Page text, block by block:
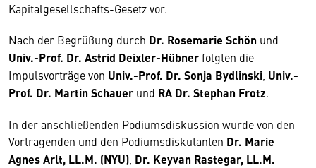
Kapitalgesellschafts-Gesetz vor.
Nach der Begrüßung durch Dr. Rosemarie Schön und
Univ.-Prof. Dr. Astrid Deixler-Hübnerfolgten die
Impulsvorträge von Univ.-Prof. Dr. Sonja Bydlinski Univ.-
Prof. Dr. Martin Schauer und RA Dr. Stephan Frotz.
In der anschließenden Podiumsdiskussion wurde von den
Vortragenden und den Podiumsdiskutanten Dr. Marie
Agnes Arlt, LL.M. (NYU) Dr. Keyvan Rastegar, LL.M.